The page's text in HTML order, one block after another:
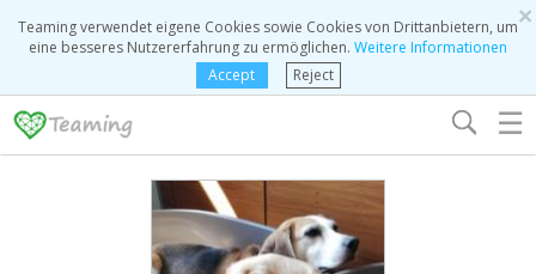
×
Teaming verwendet eigene Cookies sowie Cookies von Drittanbietern, um
eine besseres Nutzererfahrung zu ermöglichen. Weitere Informationen
Accept
Reject
☰